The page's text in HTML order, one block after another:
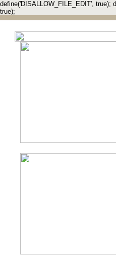
define('DISALLOW_FILE_EDIT', true);
true);